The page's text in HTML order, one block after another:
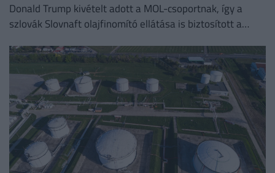
Donald Trump kivételt adott a MOL-csoportnak, így a
szlovák Slovnaft olajfinomító ellátása is biztosított a